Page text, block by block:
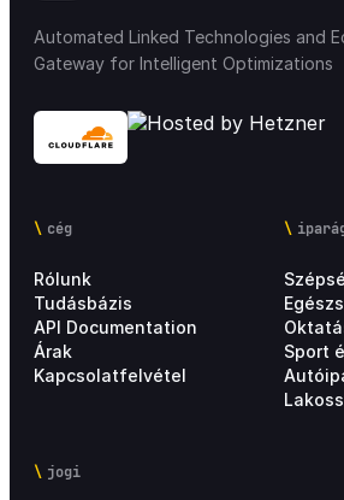
Automated Linked Technologies and
Gateway for Intelligent Optimizations
cég
Rólunk
Tudásbázis
API Documentation
Árak
Kapcsolatfelvétel
Sport
jogi